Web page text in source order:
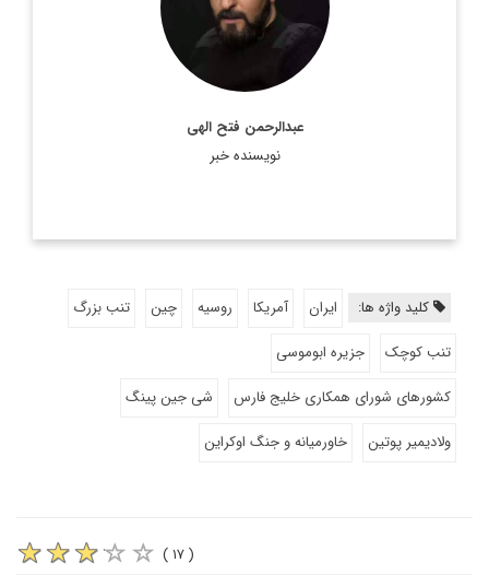
عبدالرحمن فتح الهی
نویسنده خبر
اطلاعات بیشتر
کلید واژه ها: ایران آمریکا روسیه چین
تنب بزرگ
تنب کوچک
جزیره ابوموسی
کشورهای شورای همکاری خلیج فارس
شی جین پینگ
ولادیمیر پوتین
خاورمیانه و جنگ اوکراین
( ۱۷ )